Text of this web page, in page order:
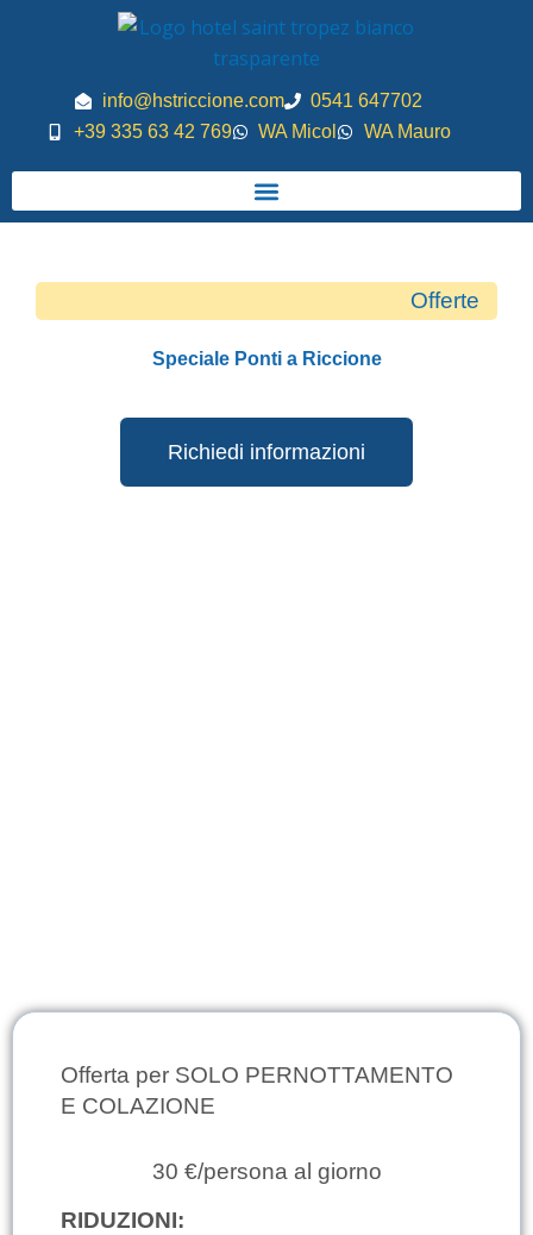
info@hstriccione.com
0541 647702
+39 335 63 42 769
WA Micol WA Mauro
Offerte
Speciale Ponti a Riccione
Richiedi informazioni
Offerta per SOLO PERNOTTAMENTO
E COLAZIONE
30 €/persona al giorno
RIDUZIONI: